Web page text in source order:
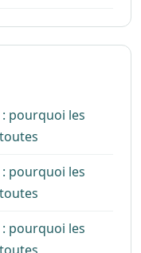
pourquoi les
pourquoi les
pourquoi les